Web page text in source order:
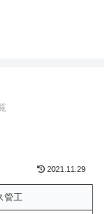
2021.11.29
管工